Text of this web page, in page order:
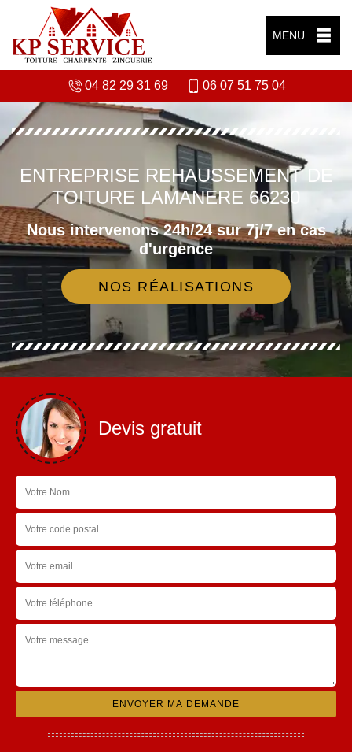
MENU
04 82 29 31 69 06 07 51 75 04
ENTREPRISE REHAUSSEMENT DE
TOITURE LAMANERE 66230
Nous intervenons 24h/24 sur 7j/7 en cas
d'urgence
NOS RÉALISATIONS
Devis gratuit